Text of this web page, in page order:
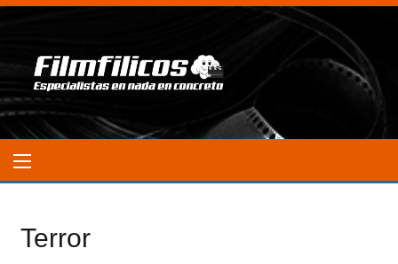
Terror